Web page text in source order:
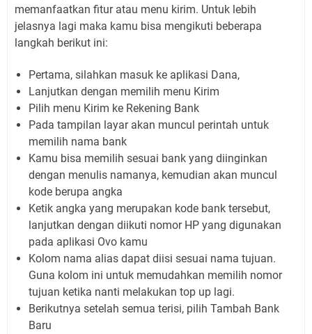
memanfaatkan fitur atau menu kirim. Untuk lebih
jelasnya lagi maka kamu bisa mengikuti beberapa
langkah berikut ini:
Pertama, silahkan masuk ke aplikasi Dana,
Lanjutkan dengan memilih menu Kirim
Pilih menu Kirim ke Rekening Bank
Pada tampilan layar akan muncul perintah untuk
memilih nama bank
Kamu bisa memilih sesuai bank yang diinginkan
dengan menulis namanya, kemudian akan muncul
kode berupa angka
Ketik angka yang merupakan kode bank tersebut,
lanjutkan dengan diikuti nomor HP yang digunakan
pada aplikasi Ovo kamu
Kolom nama alias dapat diisi sesuai nama tujuan.
Guna kolom ini untuk memudahkan memilih nomor
tujuan ketika nanti melakukan top up lagi.
Berikutnya setelah semua terisi, pilih Tambah Bank
Baru